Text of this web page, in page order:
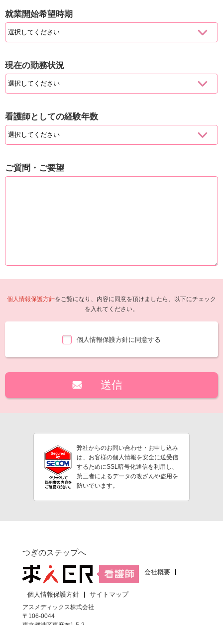
就業開始希望時期
現在の勤務状況
看護師としての経験年数
ご質問・ご要望
個人情報保護方針をご覧になり、内容に同意を頂けましたら、以下にチェック
を入れてください。
個人情報保護方針に同意する
弊社からのお問い合わせ・お申し込み
は、お客様の個人情報を安全に送受信
するためにSSL暗号化通信を利用し、
第三者によるデータの改ざんや盗用を
防いでいます。
つぎのステップへ
会社概要
個人情報保護方針
サイトマップ
アスメディックス株式会社
〒106-0044